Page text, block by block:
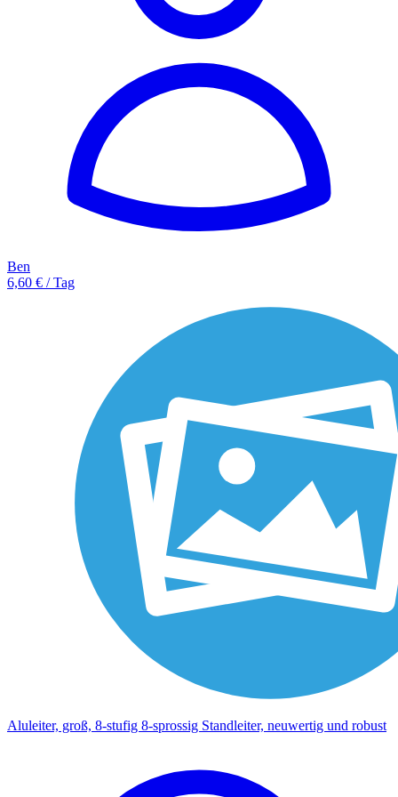
Ben
6,60 € / Tag
Aluleiter, groß, 8-stufig 8-sprossig Standleiter, neuwertig und robust